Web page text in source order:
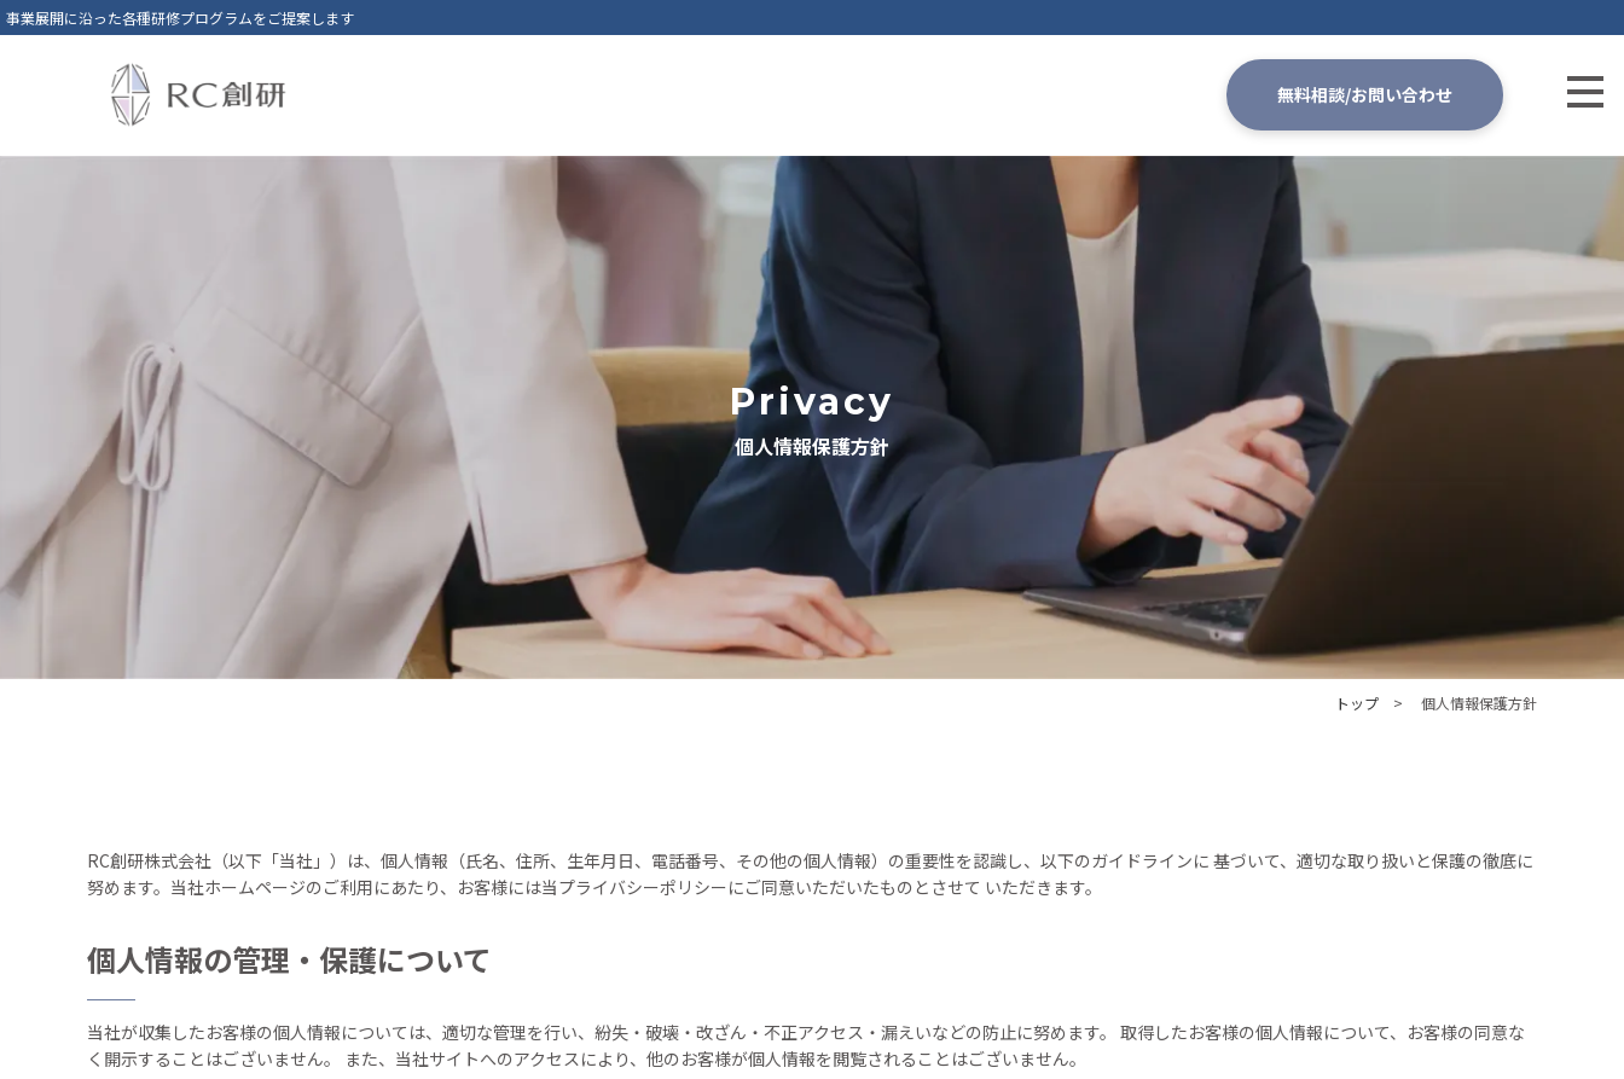
事業展開に沿った各種研修プログラムをご提案します
無料相談/お問い合わせ
Privacy
個人情報保護方針
トップ 個人情報保護方針
RC創研株式会社（以下「当社」）は、個人情報（氏名、住所、生年月日、電話番号、その他の個人情報）の重要性を認識し、以下のガイドラインに 基づいて、適切な取り扱いと保護の徹底に
努めます。当社ホームページのご利用にあたり、お客様には当プライバシーポリシーにご同意いただいたものとさせて いただきます。
個人情報の管理・保護について
当社が収集したお客様の個人情報については、適切な管理を行い、紛失・破壊・改ざん・不正アクセス・漏えいなどの防止に努めます。 取得したお客様の個人情報について、お客様の同意な
く開示することはございません。 また、当社サイトへのアクセスにより、他のお客様が個人情報を閲覧されることはございません。